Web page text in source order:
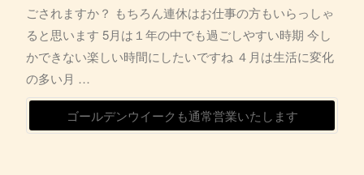
ごされますか？ もちろん連休はお仕事の方もいらっしゃ
ると思います 5月は１年の中でも過ごしやすい時期 今し
かできない楽しい時間にしたいですね ４月は生活に変化
の多い月 …
ゴールデンウイークも通常営業いたします